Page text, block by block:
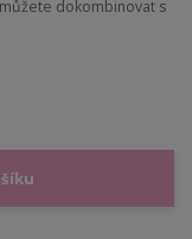
dokombinovat s